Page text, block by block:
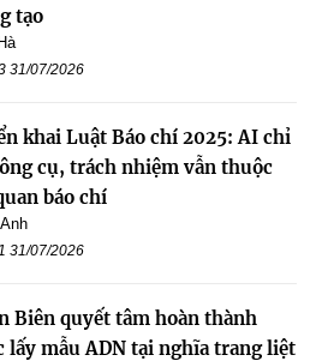
tạo
31/07/2026
khai Luật Báo chí 2025: AI chỉ
cụ, trách nhiệm vẫn thuộc
báo chí
31/07/2026
Biên quyết tâm hoàn thành
lấy mẫu ADN tại nghĩa trang liệt